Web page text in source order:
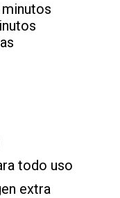
todo uso
extra